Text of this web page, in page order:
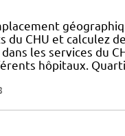
du CHU et calculez
les services du
hôpitaux.